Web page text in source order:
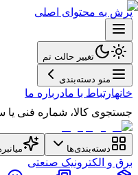
پرش به محتوای اصلی
تغییر حالت تم
منو دسته‌بندی
خانهارتباط با مادرباره ما
جستجوی کالا، شماره فنی
دسته‌بندی‌ها
برق و الکترونیک صنعتی